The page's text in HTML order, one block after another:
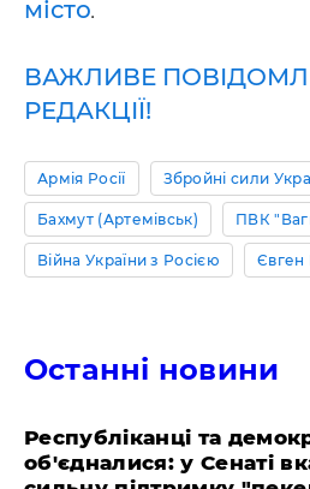
місто.
ВАЖЛИВЕ
РЕДАКЦІЇ!
Армія Росії Збройні сили
Бахмут (Артемівськ) ПВК
Війна України з Росією Євген
Останні новини
Республіканці та
об'єдналися: у Сенаті